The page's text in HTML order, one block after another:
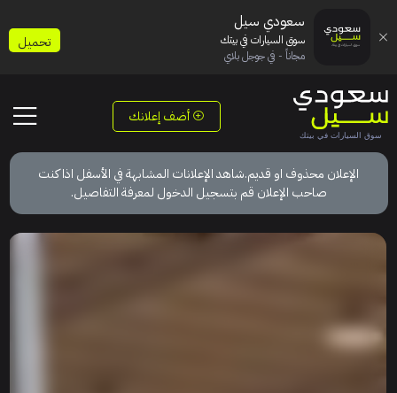
أضف إعلانك
الإعلان محذوف او قديم.شاهد الإعلانات المشابهة في الأسفل اذا كنت
صاحب الإعلان قم بتسجيل الدخول لمعرفة التفاصيل.
سعودي سيل
سوق السيارات في بيتك
مجاناً - في جوجل بلاي
تحميل